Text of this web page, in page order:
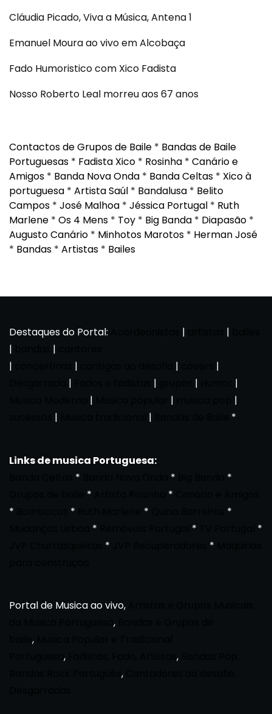
Cláudia Picado, Viva a Música, Antena 1
Emanuel Moura ao vivo em Alcobaça
Fado Humoristico com Xico Fadista
Nosso Roberto Leal morreu aos 67 anos
Contactos de Grupos de Baile * Bandas de Baile
Portuguesas * Fadista Xico * Rosinha * Canário e
Amigos * Banda Nova Onda * Banda Celtas * Xico à
portuguesa * Artista Saúl * Bandalusa * Belito
Campos * José Malhoa * Jéssica Portugal * Ruth
Marlene * Os 4 Mens * Toy * Big Banda * Diapasão *
Augusto Canário * Minhotos Marotos * Herman José
* Bandas * Artistas * Bailes
Destaques do Portal: | |
|
|
|
| |
|
| | |
|
| |
|
| | *
Links de musica Portuguesa:
* *
*
* *
*
* *
*
* *
*
* *
Portal de Musica ao vivo,
,
,
, ,
,